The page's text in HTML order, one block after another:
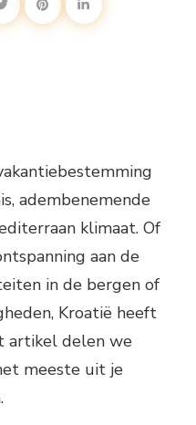
adembenemende
klimaat. Of
aan de
in de bergen of
Kroatië heeft
artikel delen we
meeste uit je